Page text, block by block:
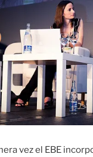
vez el EBE